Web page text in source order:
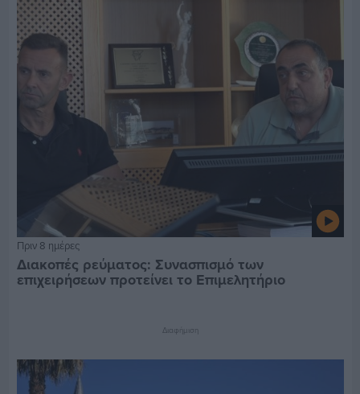
Πριν 8 ημέρες
Διακοπές ρεύματος: Συνασπισμό των
επιχειρήσεων προτείνει το Επιμελητήριο
Διαφήμιση